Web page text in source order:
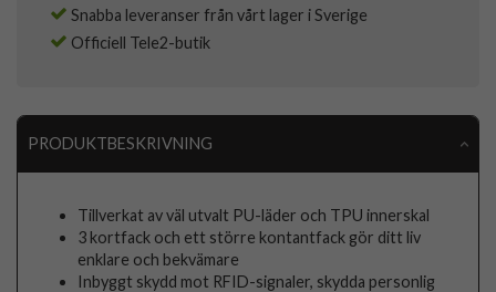
Snabba leveranser från vårt lager i Sverige
Officiell Tele2-butik
PRODUKTBESKRIVNING
Tillverkat av väl utvalt PU-läder och TPU innerskal
3 kortfack och ett större kontantfack gör ditt liv
enklare och bekvämare
Inbyggt skydd mot RFID-signaler, skydda personlig